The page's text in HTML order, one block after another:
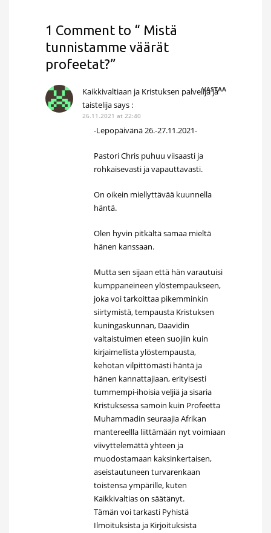
1 Comment to “ Mistä
tunnistamme väärät
profeetat?”
Kaikkivaltiaan ja Kristuksen palvelija ja
taistelijasays :
VASTAA
26.11.2021 at 22:40
-Lepopäivänä 26.-27.11.2021-
Pastori Chris puhuu viisaasti ja
rohkaisevasti ja vapauttavasti.
On oikein miellyttävää kuunnella
häntä.
Olen hyvin pitkältä samaa mieltä
hänen kanssaan.
Mutta sen sijaan että hän varautuisi
kumppaneineen ylöstempaukseen,
joka voi tarkoittaa pikemminkin
siirtymistä, tempausta Kristuksen
kuningaskunnan, Daavidin
valtaistuimen eteen suojiin kuin
kirjaimellista ylöstempausta,
kehotan vilpittömästi häntä ja
hänen kannattajiaan, erityisesti
tummempi-ihoisia veljiä ja sisaria
Kristuksessa samoin kuin Profeetta
Muhammadin seuraajia Afrikan
mantereellla liittämään nyt voimiaan
viivyttelemättä yhteen ja
muodostamaan kaksinkertaisen,
aseistautuneen turvarenkaan
toistensa ympärille, kuten
Kaikkivaltias on säätänyt.
Tämän voi tarkasti Pyhistä
Ilmoituksista ja Kirjoituksista